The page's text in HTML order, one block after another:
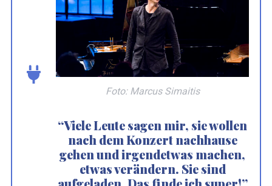
Foto: Marcus Simaitis
“Viele Leute sagen mir, sie wollen
nach dem Konzert nachhause
gehen und irgendetwas machen,
etwas verändern. Sie sind